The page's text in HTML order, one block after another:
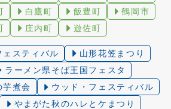
白鷹町 飯豊町
鶴岡市
庄内町 遊佐町
ェスティバル
山形花笠まつり
ラーメン県そば王国フェスタ
芋煮会
ウッド・フェスティバル
やまがた秋のハレとケまつり